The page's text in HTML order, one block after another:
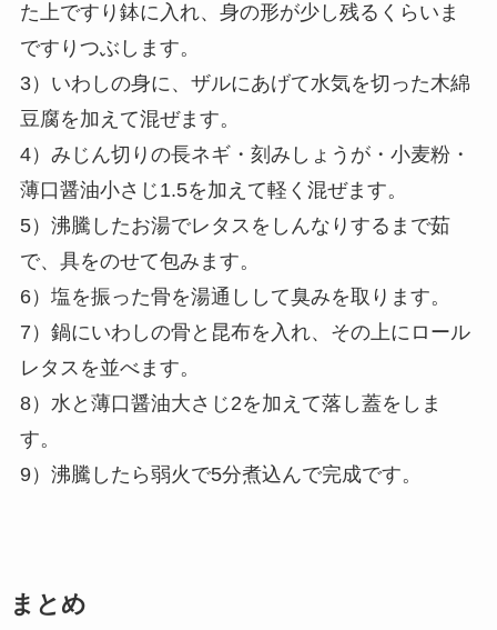
た上ですり鉢に入れ、身の形が少し残るくらいま
ですりつぶします。
3）いわしの身に、ザルにあげて水気を切った木綿
豆腐を加えて混ぜます。
4）みじん切りの長ネギ・刻みしょうが・小麦粉・
薄口醤油小さじ1.5を加えて軽く混ぜます。
5）沸騰したお湯でレタスをしんなりするまで茹
で、具をのせて包みます。
6）塩を振った骨を湯通しして臭みを取ります。
7）鍋にいわしの骨と昆布を入れ、その上にロール
レタスを並べます。
8）水と薄口醤油大さじ2を加えて落し蓋をしま
す。
9）沸騰したら弱火で5分煮込んで完成です。
まとめ